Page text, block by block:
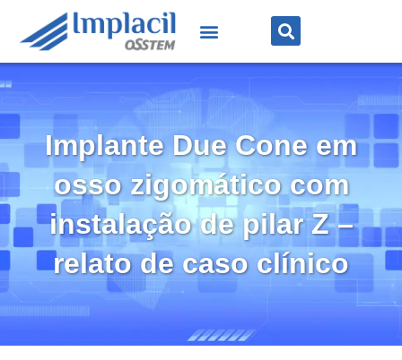
Implante Due Cone em
osso zigomático com
instalação de pilar Z –
relato de caso clínico